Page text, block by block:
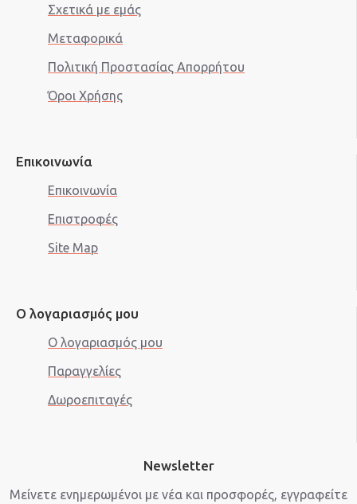
Σχετικά με εμάς
Μεταφορικά
Πολιτική Προστασίας Aπορρήτου
Όροι Χρήσης
Επικοινωνία
Επικοινωνία
Επιστροφές
Site Map
Ο λογαριασμός μου
Ο λογαριασμός μου
Παραγγελίες
Δωροεπιταγές
Newsletter
Μείνετε ενημερωμένοι με νέα και προσφορές, εγγραφείτε